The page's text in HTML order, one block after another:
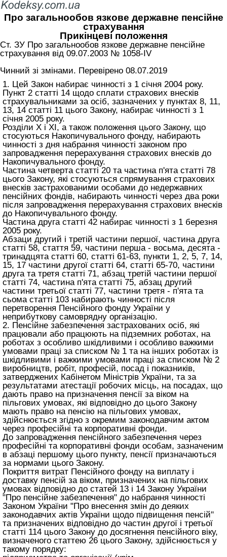
Про загальнообов язкове державне пенсійне
страхування
Прикінцеві положення
Ст. ЗУ Про загальнообов язкове державне пенсійне
страхування від 09.07.2003 № 1058-IV
Чинний зі змінами. Перевірено 08.07.2019
1. Цей Закон набирає чинності з 1 січня 2004 року.
Пункт 2 статті 14 щодо сплати страхових внесків
страхувальниками за осіб, зазначених у пунктах 8, 11,
13, 14 статті 11 цього Закону, набирає чинності з 1
січня 2005 року.
Розділи X і XI, а також положення цього Закону, що
стосуються Накопичувального фонду, набирають
чинності з дня набрання чинності законом про
запровадження перерахування страхових внесків до
Накопичувального фонду.
Частина четверта статті 20 та частина п'ята статті 78
цього Закону, які стосуються спрямування страхових
внесків застрахованими особами до недержавних
пенсійних фондів, набирають чинності через два роки
після запровадження перерахування страхових внесків
до Накопичувального фонду.
Частина друга статті 42 набирає чинності з 1 березня
2005 року.
Абзаци другий і третій частини першої, частина друга
статті 58, стаття 59, частини перша - восьма, десята -
тринадцята статті 60, статті 61-63, пункти 1, 2, 5, 7, 14,
15, 17 частини другої статті 64, статті 65-70, частини
друга та третя статті 71, абзац третій частини першої
статті 74, частина п'ята статті 75, абзац другий
частини третьої статті 77, частини третя - п'ята та
сьома статті 103 набирають чинності після
перетворення Пенсійного фонду України у
неприбуткову самоврядну організацію.
2. Пенсійне забезпечення застрахованих осіб, які
працювали або працюють на підземних роботах, на
роботах з особливо шкідливими і особливо важкими
умовами праці за списком № 1 та на інших роботах із
шкідливими і важкими умовами праці за списком № 2
виробництв, робіт, професій, посад і показників,
затверджених Кабінетом Міністрів України, та за
результатами атестації робочих місць, на посадах, що
дають право на призначення пенсії за віком на
пільгових умовах, які відповідно до цього Закону
мають право на пенсію на пільгових умовах,
здійснюється згідно з окремим законодавчим актом
через професійні та корпоративні фонди.
До запровадження пенсійного забезпечення через
професійні та корпоративні фонди особам, зазначеним
в абзаці першому цього пункту, пенсії призначаються
за нормами цього Закону.
Покриття витрат Пенсійного фонду на виплату і
доставку пенсій за віком, призначених на пільгових
умовах відповідно до статей 13 і 14 Закону України
"Про пенсійне забезпечення" до набрання чинності
Законом України "Про внесення змін до деяких
законодавчих актів України щодо підвищення пенсій"
та призначених відповідно до частин другої і третьої
статті 114 цього Закону до досягнення пенсійного віку,
визначеного статтею 26 цього Закону, здійснюється у
такому порядку: